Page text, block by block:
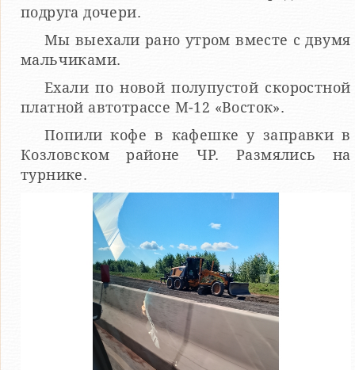
подруга дочери.
Мы выехали рано утром вместе с двумя
мальчиками.
Ехали по новой полупустой скоростной
платной автотрассе М-12 «Восток».
Попили кофе в кафешке у заправки в
Козловском районе ЧР. Размялись на
турнике.